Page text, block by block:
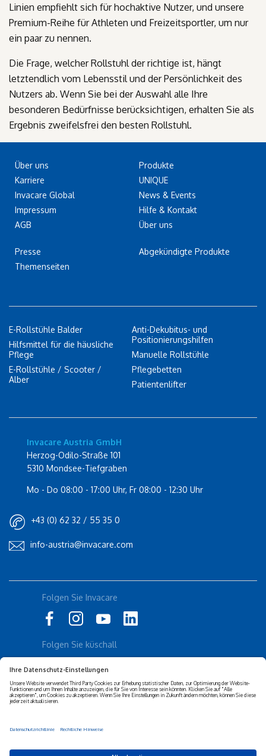
Linien empfiehlt sich für hochaktive Nutzer, und unsere
Premium-Reihe für Athleten und Freizeitsportler, um nur
ein paar zu nennen.
Die Frage, welcher Rollstuhl der richtige ist, hängt
letztendlich vom Lebensstil und der Persönlichkeit des
Nutzers ab. Wenn Sie bei der Auswahl alle Ihre
besonderen Bedürfnisse berücksichtigen, erhalten Sie als
Ergebnis zweifelsfrei den besten Rollstuhl.
Über uns
Karriere
Invacare Global
Impressum
AGB
Presse
Themenseiten
Produkte
UNIQUE
News & Events
Hilfe & Kontakt
Über uns
Abgekündigte Produkte
E-Rollstühle Balder
Hilfsmittel für die häusliche
Pflege
E-Rollstühle / Scooter /
Alber
Anti-Dekubitus- und
Positionierungshilfen
Manuelle Rollstühle
Pflegebetten
Patientenlifter
Invacare Austria GmbH
Herzog-Odilo-Straße 101
5310 Mondsee-Tiefgraben
Mo - Do 08:00 - 17:00 Uhr, Fr 08:00 - 12:30 Uhr
+43 (0) 62 32 / 55 35 0
info-austria@invacare.com
Barrierefreiheits-erklärung
Folgen Sie Invacare
Folgen Sie küschall
Rolli-Community
Instagram
Küschall